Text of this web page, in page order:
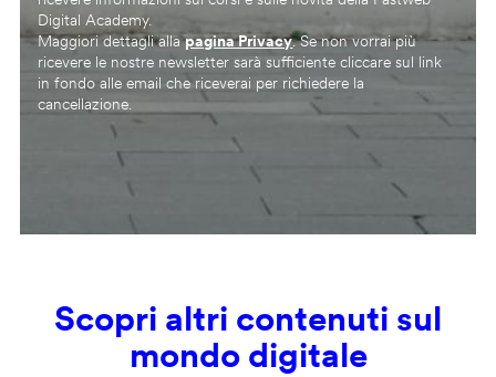
Digital Academy.
Maggiori dettagli allapagina Privacy. Se non vorrai più
ricevere le nostre newsletter sarà sufficiente cliccare sul link
in fondo alle email che riceverai per richiedere la
cancellazione.
Scopri altri contenuti sul
mondo digitale